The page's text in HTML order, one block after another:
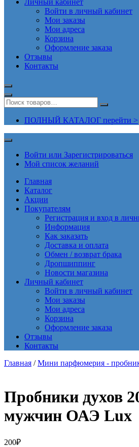
Личный кабинет
Войти в личный кабинет
Мои заказы
Мои адреса
Корзина
Оформление заказа
Отзывы
Контакты
ПОЛНЫЙ КАТАЛОГ перейти >
Войти или Зарегистрироваться
Мой список желаний
Главная
Каталог
Акции
Покупателям
Регистрация и вход в
Информация
Как заказать
Доставка и оплата
Обмен / возврат брака
Дропшиппинг
Новости магазина
Личный кабинет
Войти в личный кабинет
Мои заказы
Мои адреса
Корзина
Оформление заказа
Отзывы
Контакты
Главная /Мини парфюмерия -
Пробники духов
мужчин ОАЭ Lux
200₽